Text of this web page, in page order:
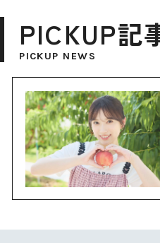
PICKUP記
PICKUP NEWS